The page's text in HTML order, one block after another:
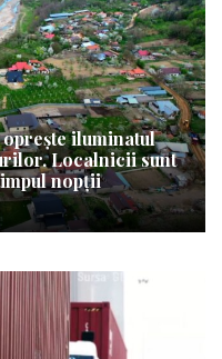
iluminatul
Localnicii sunt
nopții